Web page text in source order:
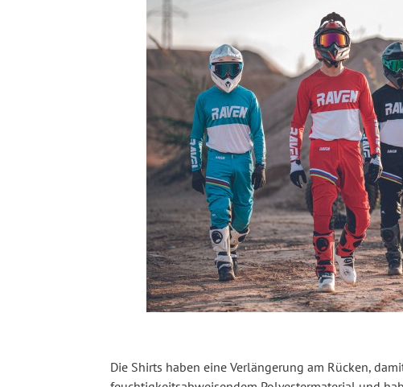
Die Shirts haben eine Verlängerung am Rücken,